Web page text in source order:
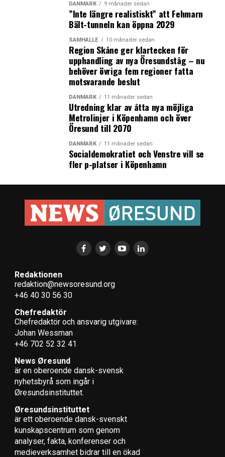
DANMARK 9 månader sedan
”Inte längre realistiskt” att Fehmarn
Bält-tunneln kan öppna 2029
SAMHÄLLE 10 månader sedan
Region Skåne ger klartecken för
upphandling av nya Öresundståg – nu
behöver övriga fem regioner fatta
motsvarande beslut
DANMARK 11 månader sedan
Utredning klar av åtta nya möjliga
Metrolinjer i Köpenhamn och över
Öresund till 2070
DANMARK 11 månader sedan
Socialdemokratiet och Venstre vill se
fler p-platser i Köpenhamn
Redaktionen
redaktion@newsoresund.org
+46 40 30 56 30
Chefredaktör
Chefredaktör och ansvarig utgivare:
Johan Wessman
+46 702 52 32 41
News Øresund
är en oberoende dansk-svensk
nyhets­byrå som ingår i
Øresundsinstituttet.
Øresundsinstituttet
är ett oberoende dansk-svenskt
kunskapscentrum som genom
analyser, fakta, konferenser och
medieverksamhet bidrar till en ökad